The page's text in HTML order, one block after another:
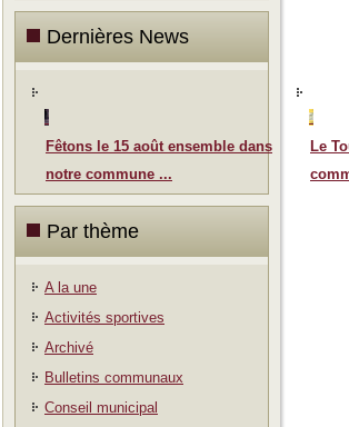
Dernières News
Fêtons le 15 août ensemble dans
notre commune ...
Le
Par thème
A la une
Activités sportives
Archivé
Bulletins communaux
Conseil municipal